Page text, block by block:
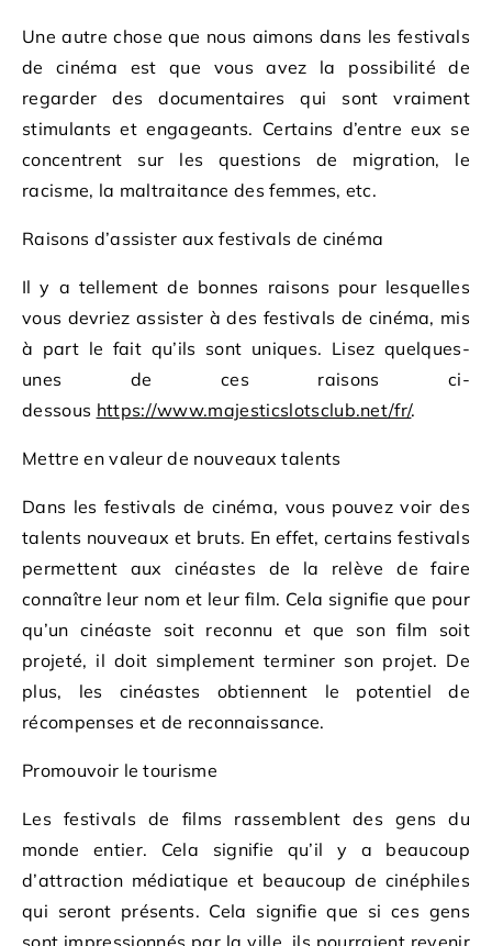
Une autre chose que nous aimons dans les festivals
de cinéma est que vous avez la possibilité de
regarder des documentaires qui sont vraiment
stimulants et engageants. Certains d’entre eux se
concentrent sur les questions de migration, le
racisme, la maltraitance des femmes, etc.
Raisons d’assister aux festivals de cinéma
Il y a tellement de bonnes raisons pour lesquelles
vous devriez assister à des festivals de cinéma, mis
à part le fait qu’ils sont uniques. Lisez quelques-
unes de ces raisons ci-
dessous https://www.majesticslotsclub.net/fr/.
Mettre en valeur de nouveaux talents
Dans les festivals de cinéma, vous pouvez voir des
talents nouveaux et bruts. En effet, certains festivals
permettent aux cinéastes de la relève de faire
connaître leur nom et leur film. Cela signifie que pour
qu’un cinéaste soit reconnu et que son film soit
projeté, il doit simplement terminer son projet. De
plus, les cinéastes obtiennent le potentiel de
récompenses et de reconnaissance.
Promouvoir le tourisme
Les festivals de films rassemblent des gens du
monde entier. Cela signifie qu’il y a beaucoup
d’attraction médiatique et beaucoup de cinéphiles
qui seront présents. Cela signifie que si ces gens
sont impressionnés par la ville, ils pourraient revenir